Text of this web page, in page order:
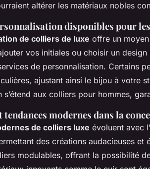
altérer les matériaux nobles
disponibles pour
de colliers de luxe offre un
vos initiales ou choisir un
de personnalisation. Certains
ajustant ainsi le bijou à votre
s’étend aux colliers pour hommes,
modernes dans la
de colliers luxe évoluent avec
des créations audacieuses et
modulables, offrant la possibilité